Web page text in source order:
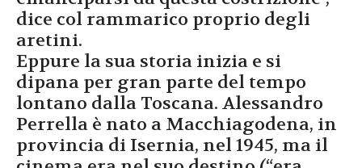
dice col rammarico proprio degli
aretini.
Eppure la sua storia inizia e si
dipana per gran parte del tempo
lontano dalla Toscana. Alessandro
Perrella è nato a Macchiagodena, in
provincia di Isernia, nel 1945, ma il